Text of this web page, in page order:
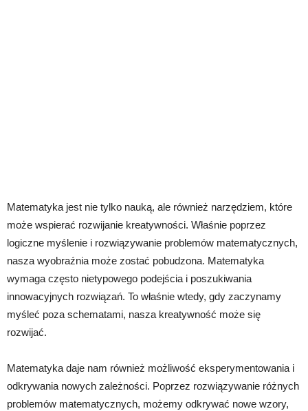
Matematyka jest nie tylko nauką, ale również narzędziem, które
może wspierać rozwijanie kreatywności. Właśnie poprzez
logiczne myślenie i rozwiązywanie problemów matematycznych,
nasza wyobraźnia może zostać pobudzona. Matematyka
wymaga często nietypowego podejścia i poszukiwania
innowacyjnych rozwiązań. To właśnie wtedy, gdy zaczynamy
myśleć poza schematami, nasza kreatywność może się
rozwijać.
Matematyka daje nam również możliwość eksperymentowania i
odkrywania nowych zależności. Poprzez rozwiązywanie różnych
problemów matematycznych, możemy odkrywać nowe wzory,